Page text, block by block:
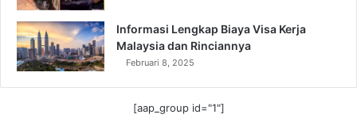
Informasi Lengkap Biaya Visa Kerja
Malaysia dan Rinciannya
Februari 8, 2025
[aap_group id="1"]